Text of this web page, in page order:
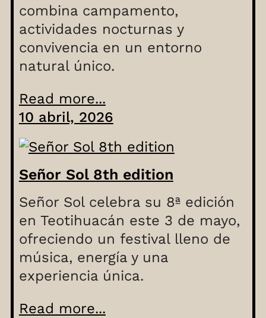
combina campamento,
actividades nocturnas y
convivencia en un entorno
natural único.
Read more...
10 abril, 2026
Señor Sol 8th edition
Señor Sol celebra su 8ª edición
en Teotihuacán este 3 de mayo,
ofreciendo un festival lleno de
música, energía y una
experiencia única.
Read more...